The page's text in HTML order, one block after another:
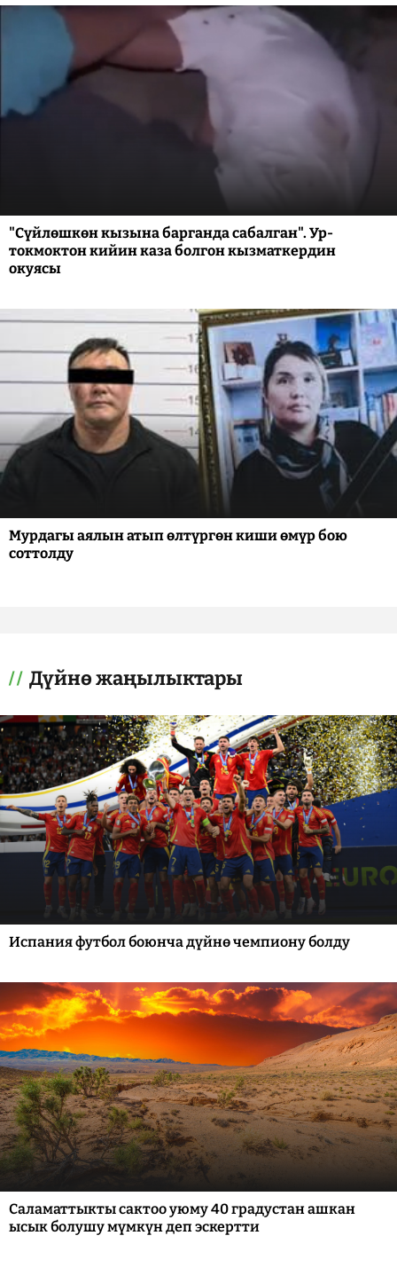
"Сүйлөшкөн кызына барганда сабалган". Ур-
токмоктон кийин каза болгон кызматкердин
окуясы
Мурдагы аялын атып өлтүргөн киши өмүр бою
соттолду
Дүйнө жаңылыктары
Испания футбол боюнча дүйнө чемпиону болду
Саламаттыкты сактоо уюму 40 градустан ашкан
ысык болушу мүмкүн деп эскертти